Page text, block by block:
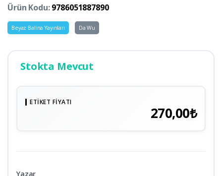
Ürün Kodu:9786051887890
Beyaz Balina Yayınları Da Wu
Stokta Mevcut
ETIKET FIYATI
270,00₺
Yazar